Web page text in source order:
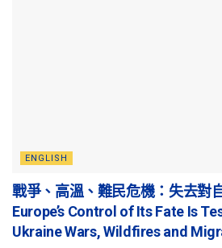
ENGLISH
戰爭、高溫、難民危機：失去對
Europe’s Control of Its Fate Is
Ukraine Wars, Wildfires and